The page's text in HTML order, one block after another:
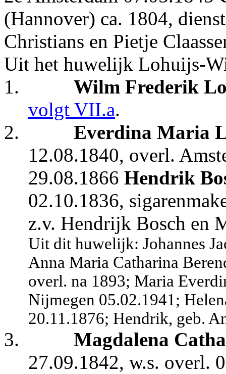
(Hannover) ca. 1804,
Christians en Pietje
Uit het huwelijk Lohuijs-
1.
Wilm Frederik
volgt VII.a.
2.
Everdina Maria
12.08.1840, overl.
29.08.1866 Hendrik
02.10.1836,
z.v. Hendrijk Bosch en
Uit dit huwelijk: Johannes
Anna Maria Catharina
overl. na 1893; Maria
Nijmegen 05.02.1941;
20.11.1876; Hendrik, geb.
3.
Magdalena
27.09.1842, w.s. overl.